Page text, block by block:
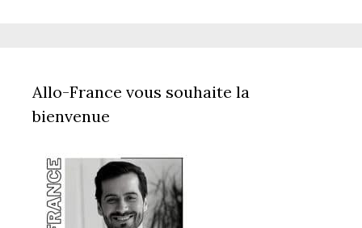
Allo-France vous souhaite la
bienvenue